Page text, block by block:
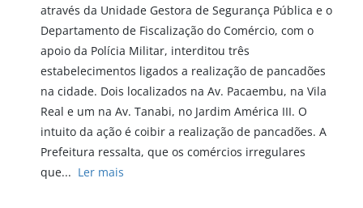
através da Unidade Gestora de Segurança Pública e o
Departamento de Fiscalização do Comércio, com o
apoio da Polícia Militar, interditou três
estabelecimentos ligados a realização de pancadões
na cidade. Dois localizados na Av. Pacaembu, na Vila
Real e um na Av. Tanabi, no Jardim América III. O
intuito da ação é coibir a realização de pancadões. A
Prefeitura ressalta, que os comércios irregulares
que... Ler mais